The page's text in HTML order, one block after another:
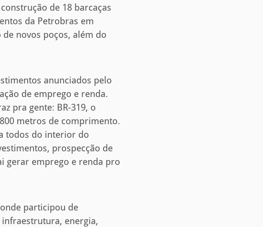
de 18 barcaças
da Petrobras em
novos poços, além do
anunciados pelo
de emprego e renda.
pra gente: BR-319, o
metros de comprimento.
todos do interior do
prospecção de
gerar emprego e renda pro
participou de
energia,